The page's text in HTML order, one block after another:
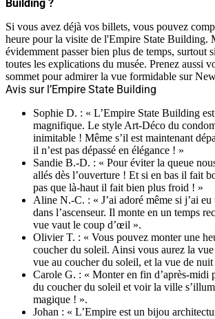
Building ?
Si vous avez déjà vos billets, vous pouvez
heure pour la visite de l'Empire State Building.
évidemment passer bien plus de temps, surtout
toutes les explications du musée. Prenez aussi
sommet pour admirer la vue formidable sur
Avis sur l’Empire State Building
Sophie D. : « L’Empire State Building
magnifique. Le style Art-Déco du
inimitable ! Même s’il est maintenant
il n’est pas dépassé en élégance ! »
Sandie B.-D. : « Pour éviter la queue
allés dès l’ouverture ! Et si en bas il fait
pas que là-haut il fait bien plus froid ! »
Aline N.-C. : « J’ai adoré même si j’ai eu
dans l’ascenseur. Il monte en un temps
vue vaut le coup d’œil ».
Olivier T. : « Vous pouvez monter une
coucher du soleil. Ainsi vous aurez la
vue au coucher du soleil, et la vue de nuit
Carole G. : « Monter en fin d’après-midi
du coucher du soleil et voir la ville
magique ! ».
Johan : « L’Empire est un bijou